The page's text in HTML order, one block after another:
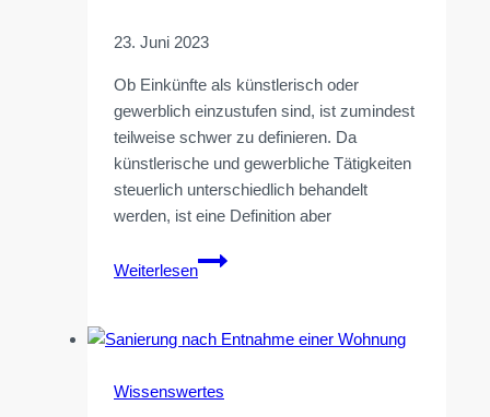
23. Juni 2023
Ob Einkünfte als künstlerisch oder
gewerblich einzustufen sind, ist zumindest
teilweise schwer zu definieren. Da
künstlerische und gewerbliche Tätigkeiten
steuerlich unterschiedlich behandelt
werden, ist eine Definition aber
Weiterlesen
TV-
Sendung:
oder
Wissenswertes